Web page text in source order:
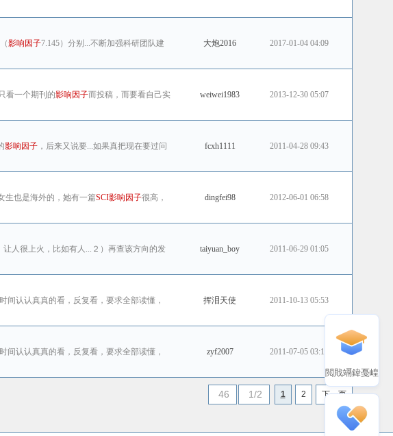
影响因子7.145）分别...不断加强科研团队建
大炮2016 2017-01-04 04:09
看一个期刊的影响因子而投稿，而要看自己实
weiwei1983 2013-12-30 05:07
影响因子，后来又说要...如果真把现在要过问
fcxh1111 2011-04-28 09:43
生也是海外的，她有一篇SCI影响因子很高，
dingfei98 2012-06-01 06:58
人很上火，比如有人...２）再查该方向的发
taiyuan_boy 2011-06-29 01:05
间认认真真的看，反复看，要求全部读懂，
挥泪天使 2011-10-13 05:53
间认认真真的看，反复看，要求全部读懂，
zyf2007 2011-07-05 03:19
46 1/2 1 2 下一页
閲戝竵鍏戞崲